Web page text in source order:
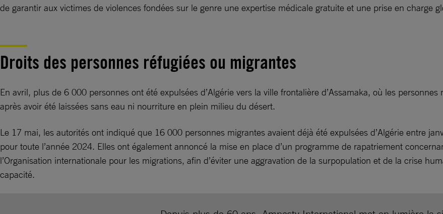
de garantir aux victimes de violences fondées sur le genre une expertise médicale gratuite et une prise en charge
Droits des personnes réfugiées ou migrantes
En avril, plus de 6 000 personnes ont été expulsées d’Algérie vers la ville frontalière d’Assamaka, où les
après avoir été laissées sans eau ni nourriture en plein milieu du désert.
Le 17 mai, les autorités ont indiqué que 16 000 personnes migrantes avaient déjà été expulsées d’Algérie entre
pour toute l’année 2024. Elles ont également annoncé la mise en place d’un programme de rapatriement
l’Organisation internationale pour les migrations, afin d’éviter une aggravation de la surpopulation et de la crise
capacité.